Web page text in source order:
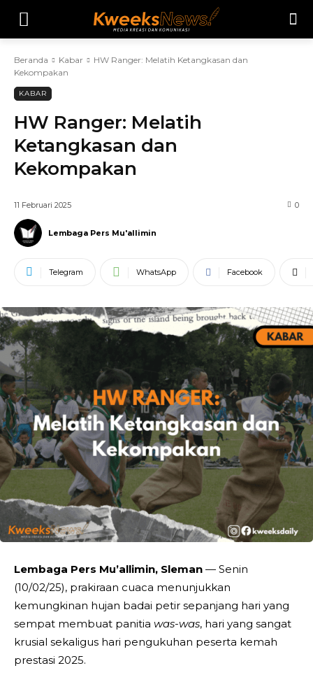
Beranda Kabar
HW Ranger: Melatih Ketangkasan dan
Kekompakan
KABAR
HW Ranger: Melatih
Ketangkasan dan
Kekompakan
0
11 Februari 2025
Lembaga Pers Mu'allimin
Telegram WhatsApp Facebook
Lembaga Pers Mu’allimin, Sleman — Senin
(10/02/25), prakiraan cuaca menunjukkan
kemungkinan hujan badai petir sepanjang hari yang
sempat membuat panitia was-was, hari yang sangat
krusial sekaligus hari pengukuhan peserta kemah
prestasi 2025.